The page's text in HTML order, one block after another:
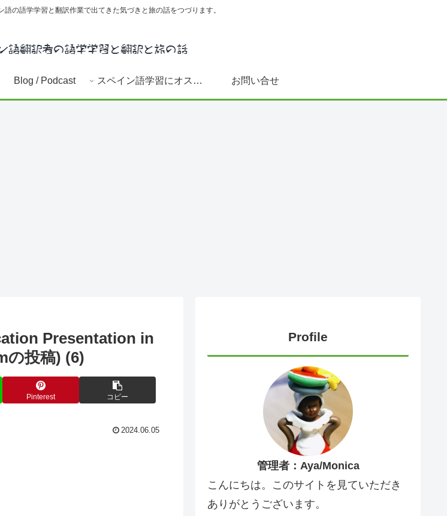
の語学学習と翻訳作業で出てきた気づきと旅の話をつづります。
Blog / Podcast スペイン語学習にオススメ書籍(文法～DELE対策まで) お問い合せ
Presentation in
の投稿) (6)
Pinterest コピー
2024.06.05
Profile
管理者：Aya/Monica
こんにちは。このサイトを見ていただき
ありがとうございます。